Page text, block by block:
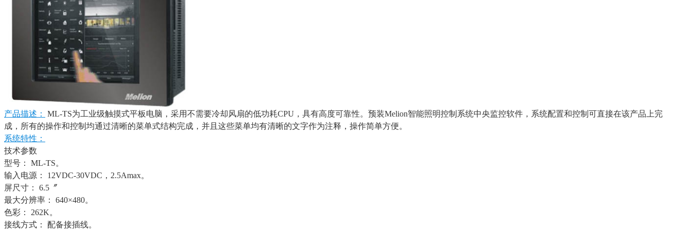
产品描述：
ML-TS为工业级触摸式平板电脑，采用不需要冷却风扇的低功耗CPU，具有高度可靠性。预装Melion智能照明控制系统中央监控软件，系统配置和控制可直接在该产品上完
成，所有的操作和控制均通过清晰的菜单式结构完成，并且这些菜单均有清晰的文字作为注释，操作简单方便。
系统特性：
技术参数
型号： ML-TS。
输入电源： 12VDC-30VDC，2.5Amax。
屏尺寸： 6.5〞
最大分辨率： 640×480。
色彩： 262K。
接线方式： 配备接插线。